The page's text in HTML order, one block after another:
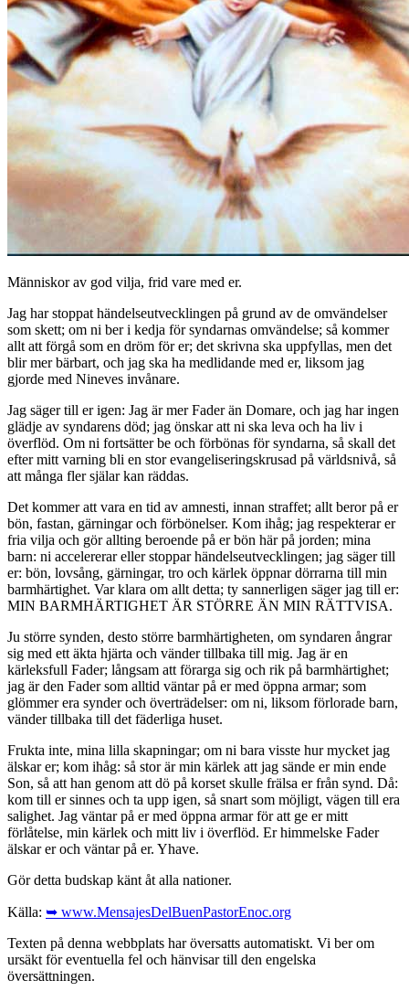
Människor av god vilja, frid vare med er.
Jag har stoppat händelseutvecklingen på grund av de omvändelser
som skett; om ni ber i kedja för syndarnas omvändelse; så kommer
allt att förgå som en dröm för er; det skrivna ska uppfyllas, men det
blir mer bärbart, och jag ska ha medlidande med er, liksom jag
gjorde med Nineves invånare.
Jag säger till er igen: Jag är mer Fader än Domare, och jag har ingen
glädje av syndarens död; jag önskar att ni ska leva och ha liv i
överflöd. Om ni fortsätter be och förbönas för syndarna, så skall det
efter mitt varning bli en stor evangeliseringskrusad på världsnivå, så
att många fler själar kan räddas.
Det kommer att vara en tid av amnesti, innan straffet; allt beror på er
bön, fastan, gärningar och förbönelser. Kom ihåg; jag respekterar er
fria vilja och gör allting beroende på er bön här på jorden; mina
barn: ni accelererar eller stoppar händelseutvecklingen; jag säger till
er: bön, lovsång, gärningar, tro och kärlek öppnar dörrarna till min
barmhärtighet. Var klara om allt detta; ty sannerligen säger jag till er:
MIN BARMHÄRTIGHET ÄR STÖRRE ÄN MIN RÄTTVISA.
Ju större synden, desto större barmhärtigheten, om syndaren ångrar
sig med ett äkta hjärta och vänder tillbaka till mig. Jag är en
kärleksfull Fader; långsam att förarga sig och rik på barmhärtighet;
jag är den Fader som alltid väntar på er med öppna armar; som
glömmer era synder och överträdelser: om ni, liksom förlorade barn,
vänder tillbaka till det fäderliga huset.
Frukta inte, mina lilla skapningar; om ni bara visste hur mycket jag
älskar er; kom ihåg: så stor är min kärlek att jag sände er min ende
Son, så att han genom att dö på korset skulle frälsa er från synd. Då:
kom till er sinnes och ta upp igen, så snart som möjligt, vägen till era
salighet. Jag väntar på er med öppna armar för att ge er mitt
förlåtelse, min kärlek och mitt liv i överflöd. Er himmelske Fader
älskar er och väntar på er. Yhave.
Gör detta budskap känt åt alla nationer.
Källa: ➥ www.MensajesDelBuenPastorEnoc.org
Texten på denna webbplats har översatts automatiskt. Vi ber om
ursäkt för eventuella fel och hänvisar till den engelska
översättningen.